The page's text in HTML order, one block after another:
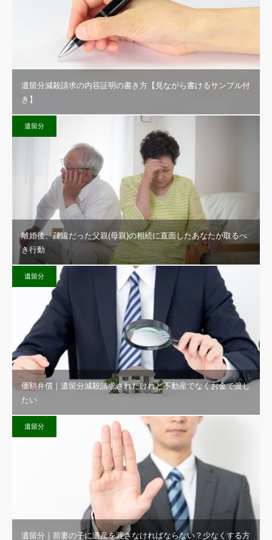
遺留分減殺請求の内容証明の書き方【見ながら書けるサンプル付
き】
遺留分
離婚後、疎遠だった父親(母親)の相続に直面したあなたが取るべ
き行動
遺留分
価額弁償｜遺留分減殺請求されたけれど不動産でなくお金で渡し
たい
遺留分
遺留分｜前妻の子に遺産を渡さなければならない？少なくする方